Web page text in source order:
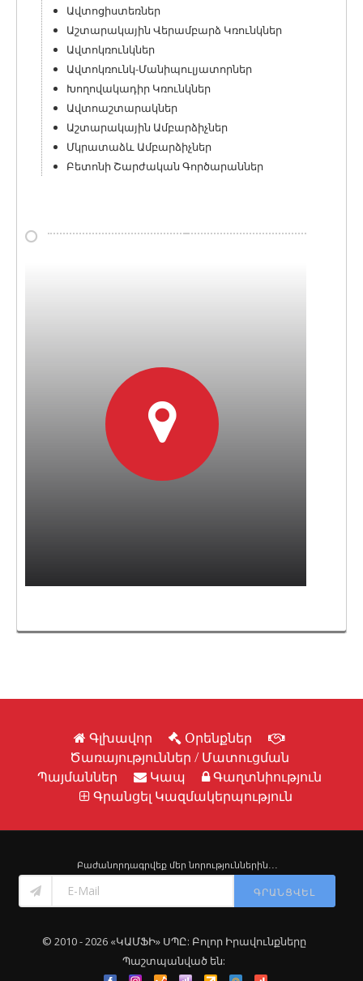
Ավտոցիստեռներ
Աշտարակային Վերամբարձ Կռունկներ
Ավտոկռունկներ
Ավտոկռունկ-Մանիպուլյատորներ
Խողովակադիր Կռունկներ
Ավտոաշտարակներ
Աշտարակային Ամբարձիչներ
Մկրատաձև Ամբարձիչներ
Բետոնի Շարժական Գործարաններ
Գլխավոր
Օրենքներ
Ծառայություններ / Մատուցման
Պայմաններ
Կապ
Գաղտնիություն
Գրանցել Կազմակերպություն
Բաժանորդագրվեք մեր նորություններին․․․
ԳՐԱՆՑՎԵԼ
© 2010 - 2026 «ԿԱՄՖԻ» ՍՊԸ: Բոլոր Իրավունքները
Պաշտպանված են: